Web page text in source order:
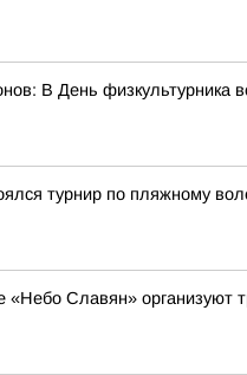
В День физкультурника
турнир по пляжному
«Небо Славян» организуют